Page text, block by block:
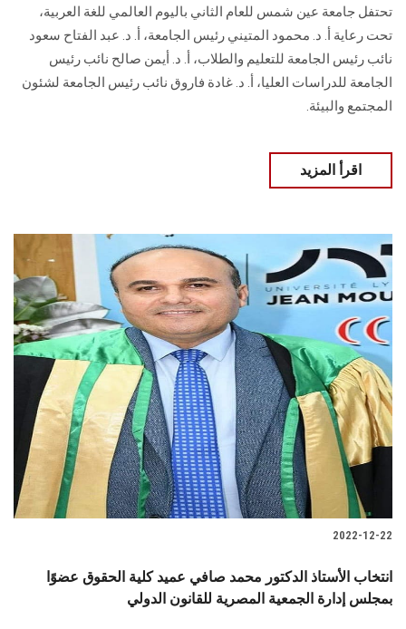
الزائـرون
سجل الان
تحتفل جامعة عين شمس للعام الثاني باليوم العالمي للغة العربية،
تحت رعاية أ. د. محمود المتيني رئيس الجامعة، أ. د. عبد الفتاح سعود
نائب رئيس الجامعة للتعليم والطلاب، أ. د. أيمن صالح نائب رئيس
الجامعة للدراسات العليا، أ. د. غادة فاروق نائب رئيس الجامعة لشئون
المجتمع والبيئة.
اقرأ المزيد
2022-12-22
انتخاب الأستاذ الدكتور محمد صافي عميد كلية الحقوق عضوًا
بمجلس إدارة الجمعية المصرية للقانون الدولي